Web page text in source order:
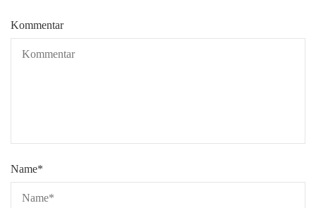
Kommentar
Name*